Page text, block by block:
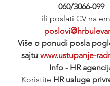
060/3066-099
ili poslati CV na
Više o ponudi posla
sajtu www.ustupanje-
Info - HR
Koristite HR usluge